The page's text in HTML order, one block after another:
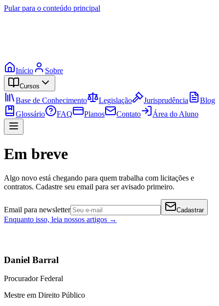
Pular para o conteúdo principal
Início Sobre
Cursos
Base de Conhecimento Legislação Jurisprudência
Blog
Glossário
FAQ Planos Contato Área do Aluno
Em breve
Algo novo está chegando para quem trabalha com licitações e
contratos. Cadastre seu email para ser avisado primeiro.
Email para newsletter Cadastrar
Enquanto isso, leia nossos artigos →
Daniel Barral
Procurador Federal
Mestre em Direito Público